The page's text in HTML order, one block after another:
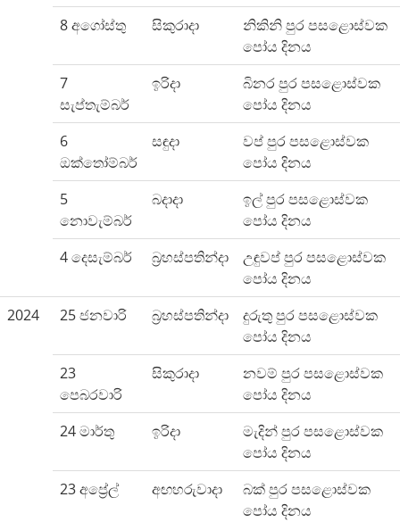
8 අගෝස්තු
සිකුරාදා
නිකිනි පුර පසළොස්වක
පෝය දිනය
7
සැප්තැම්බර්
ඉරිදා
බිනර පුර පසළොස්වක
පෝය දිනය
6
ඔක්තෝම්බර්
සඳුදා
වප් පුර පසළොස්වක
පෝය දිනය
5
නොවැම්බර්
බදාදා
ඉල් පුර පසළොස්වක
පෝය දිනය
4 දෙසැම්බර්
බ්‍රහස්පතින්දා
උඳුවප් පුර පසළොස්වක
පෝය දිනය
2024
25 ජනවාරි බ්‍රහස්පතින්දා
දුරුතු පුර පසළොස්වක
පෝය දිනය
23
පෙබරවාරි
සිකුරාදා
නවම් පුර පසළොස්වක
පෝය දිනය
24 මාර්තු
ඉරිදා
මැදින් පුර පසළොස්වක
පෝය දිනය
23 අප්‍රේල්
අඟහරුවාදා
බක් පුර පසළොස්වක
පෝය දිනය